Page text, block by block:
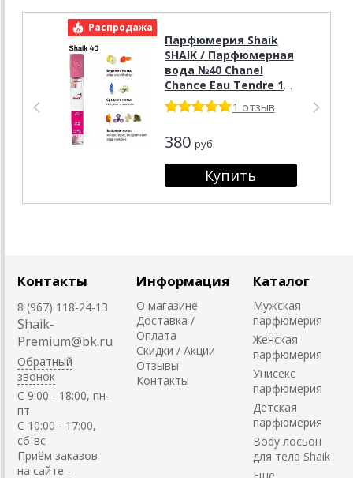
Распродажа
Парфюмерия Shaik
SHAIK / Парфюмерная
вода №40 Chanel
Chance Eau Tendre 10
ml
1 отзыв
380 руб.
Контакты
8 (967) 118-24-13
Shaik-
Premium@bk.ru
Обратный
звонок
C 9:00 - 18:00, пн-
пт
С 10:00 - 17:00,
сб-вс
Приём заказов
на сайте -
Информация
О магазине
Доставка /
Оплата
Скидки / Акции
Отзывы
Контакты
Каталог
Мужская
парфюмерия
Женская
парфюмерия
Унисекс
парфюмерия
Детская
парфюмерия
Body лосьон
для тела Shaik